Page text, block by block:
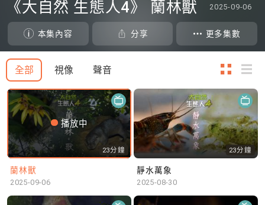
seconds
seconds
《大自然 生態人4》 蘭林獸 2025-09-06
本集內容 分享 更多集數
全部 視像 聲音
播放中
23分鐘
蘭林獸
2025-09-06
23分鐘
靜水萬象
2025-08-30